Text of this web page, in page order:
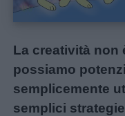
La creatività non
possiamo
semplicemente
semplici